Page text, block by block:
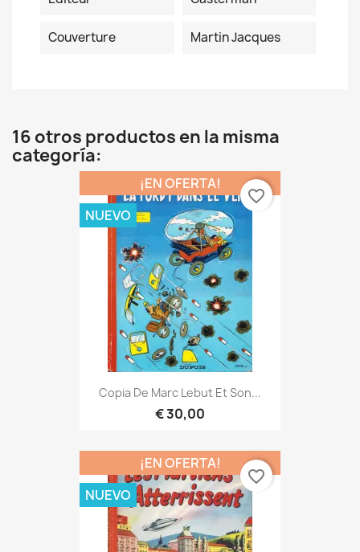
Couverture Martin Jacques
16 otros productos en la misma
categoría:
Copia De Marc Lebut Et Son...
€ 30,00
¡EN OFERTA!
NUEVO
favorite_border
¡EN OFERTA!
NUEVO
favorite_border